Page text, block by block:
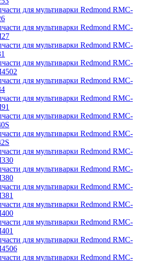
для мультиварки Redmond RMC-
для мультиварки Redmond RMC-
для мультиварки Redmond RMC-
для мультиварки Redmond RMC-
для мультиварки Redmond RMC-
для мультиварки Redmond RMC-
для мультиварки Redmond RMC-
для мультиварки Redmond RMC-
для мультиварки Redmond RMC-
для мультиварки Redmond RMC-
для мультиварки Redmond RMC-
для мультиварки Redmond RMC-
для мультиварки Redmond RMC-
для мультиварки Redmond RMC-
для мультиварки Redmond RMC-